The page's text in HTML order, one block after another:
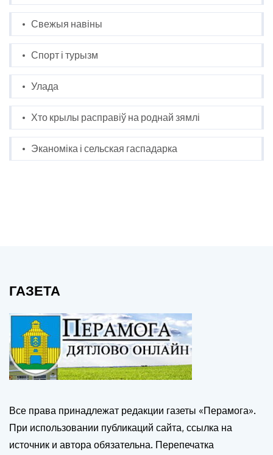
Свежыя навіны
Спорт і турызм
Улада
Хто крылы расправіў на роднай зямлі
Эканоміка і сельская гаспадарка
ГАЗЕТА
Все права принадлежат редакции газеты «Перамога».
При использовании публикаций сайта, ссылка на
источник и автора обязательна. Перепечатка